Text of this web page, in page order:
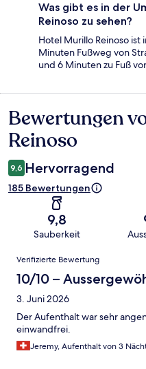
Was gibt es in der
Reinoso zu sehen?
Hotel Murillo Reinoso ist
Minuten Fußweg von
und 6 Minuten zu Fuß
Bewertungen
Bewertungen
Reinoso
9,6 Hervorragend
185 Bewertungen
9,8
Sauberkeit
Bewertungen
Verifizierte Bewertung
10/10 –
3. Juni 2026
Der Aufenthalt war sehr
einwandfrei.
Jeremy, Aufenthalt von 3